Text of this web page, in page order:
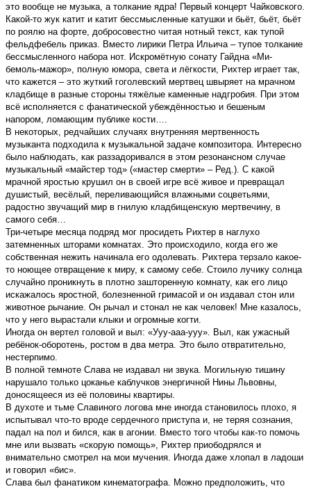
это вообще не музыка, а толкание ядра! Первый концерт Чайковского.
Какой-то жук катит и катит бессмысленные катушки и бьёт, бьёт, бьёт
по роялю на форте, добросовестно читая нотный текст, как тупой
фельдфебель приказ. Вместо лирики Петра Ильича – тупое толкание
бессмысленного набора нот. Искромётную сонату Гайдна «Ми-
бемоль-мажор», полную юмора, света и лёгкости, Рихтер играет так,
что кажется – это жуткий гоголевский мертвец швыряет на мрачном
кладбище в разные стороны тяжёлые каменные надгробия. При этом
всё исполняется с фанатической убеждённостью и бешеным
напором, ломающим публике кости….
В некоторых, редчайших случаях внутренняя мертвeннocть
музыканта подходила к музыкальной задаче композитора. Интересно
было наблюдать, как раззадоривался в этом резонансном случае
музыкальный «майстер тод» («мастер смерти» – Ред.). С какой
мрачной яростью крушил он в своей игре всё живое и превращал
душистый, весёлый, переливающийся влажными соцветьями,
радостно звучащий мир в гнилую кладбищенскую мертвечину, в
самого себя…
Три-четыре месяца подряд мог просидеть Рихтер в наглухо
затемненных шторами комнатах. Это происходило, когда его же
собственная нежить начинала его одолевать. Рихтера терзало какое-
то ноющее отвращение к миру, к самому себе. Стоило лучику солнца
случайно проникнуть в плотно зашторенную комнату, как его лицо
искажалось яростной, болезненной гримасой и он издавал стон или
животное рычание. Он рычал и стонал не как человек! Мне казалось,
что у него выраcтaли клыки и огромные когти.
Иногда он вертел головой и выл: «Ууу-ааа-ууу». Выл, как ужасный
ребёнок-оборотень, ростом в два метра. Это было отвратительно,
нестерпимо.
В полной темноте Слава не издавал ни звука. Могильную тишину
нарушало только цоканье каблучков энергичной Нины Львовны,
доносящееся из её половины квартиры.
В духоте и тьме Славиного логова мне иногда становилось плохо, я
испытывал что-то вроде сердечного приступа и, не теряя сознания,
падал на пол и бился, как в агонии. Вместо того чтобы как-то помочь
мне или вызвать «скорую помощь», Рихтер приободрялся и
внимательно смотрел на мои мучения. Иногда даже хлопал в ладоши
и говорил «бис».
Слава был фанатиком кинематографа. Можно предположить, что